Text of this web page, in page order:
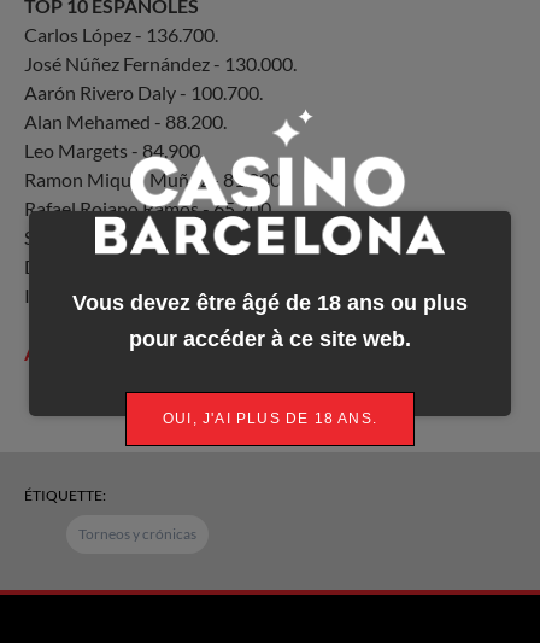
TOP 10 ESPAÑOLES
Carlos López - 136.700.
José Núñez Fernández - 130.000.
Aarón Rivero Daly - 100.700.
Alan Mehamed - 88.200.
Leo Margets - 84.900.
Ramon Miquel Muñoz - 81.000.
Rafael Rojano Ramos - 65.700.
Sergi Reixach - 65.100.
David Laka Calzada - 57.000.
Israel Carriazo - 48.600.
Álbum fotográfico
ÉTIQUETTE:
Torneos y crónicas
Vous devez être âgé de 18 ans ou plus
pour accéder à ce site web.
OUI, J'AI PLUS DE 18 ANS.